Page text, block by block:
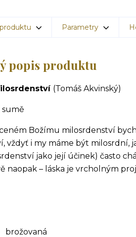
Parametry
popis produktu
(Tomáš Akvinský)
sumě
Božímu milosrdenství
vždyť i my máme být milosrdní,
jako její účinek) často
naopak – láska je vrcholným
brožovaná